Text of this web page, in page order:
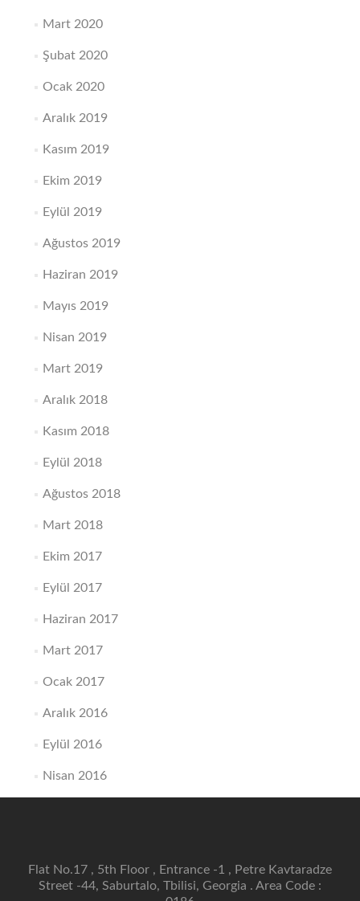
Mart 2020
Şubat 2020
Ocak 2020
Aralık 2019
Kasım 2019
Ekim 2019
Eylül 2019
Ağustos 2019
Haziran 2019
Mayıs 2019
Nisan 2019
Mart 2019
Aralık 2018
Kasım 2018
Eylül 2018
Ağustos 2018
Mart 2018
Ekim 2017
Eylül 2017
Haziran 2017
Mart 2017
Ocak 2017
Aralık 2016
Eylül 2016
Nisan 2016
Flat No.17 , 5th Floor , Entrance -1 , Petre Kavtaradze
Street -44, Saburtalo, Tbilisi, Georgia . Area Code :